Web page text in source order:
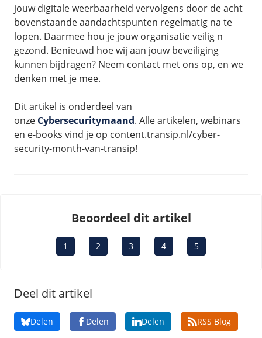
jouw digitale weerbaarheid vervolgens door de acht
bovenstaande aandachtspunten regelmatig na te
lopen. Daarmee hou je jouw organisatie veilig n
gezond. Benieuwd hoe wij aan jouw beveiliging
kunnen bijdragen? Neem contact met ons op, en we
denken met je mee.
Dit artikel is onderdeel van
onze Cybersecuritymaand. Alle artikelen, webinars
en e-books vind je op content.transip.nl/cyber-
security-month-van-transip!
Beoordeel dit artikel
1 2 3 4 5
Deel dit artikel
Delen Delen Delen RSS Blog